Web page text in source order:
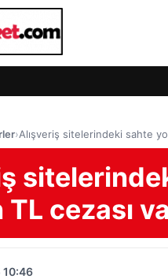
›Alışveriş sitelerindeki sahte
cezası
10:46